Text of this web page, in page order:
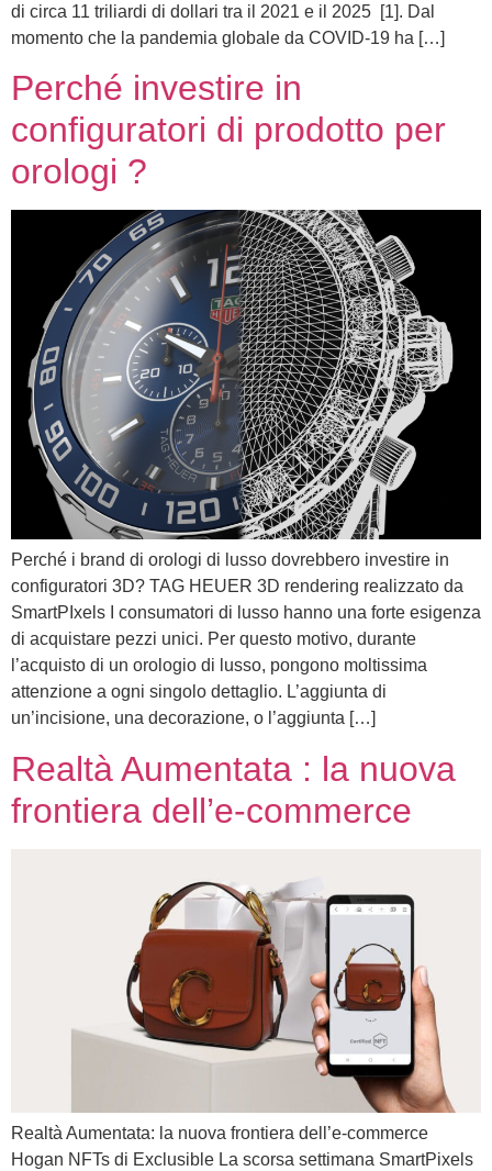
di circa 11 triliardi di dollari tra il 2021 e il 2025 [1]. Dal
momento che la pandemia globale da COVID-19 ha […]
Perché investire in
configuratori di prodotto per
orologi ?
Perché i brand di orologi di lusso dovrebbero investire in
configuratori 3D? TAG HEUER 3D rendering realizzato da
SmartPIxels I consumatori di lusso hanno una forte esigenza
di acquistare pezzi unici. Per questo motivo, durante
l’acquisto di un orologio di lusso, pongono moltissima
attenzione a ogni singolo dettaglio. L’aggiunta di
un’incisione, una decorazione, o l’aggiunta […]
Realtà Aumentata : la nuova
frontiera dell’e-commerce
Realtà Aumentata: la nuova frontiera dell’e-commerce
Hogan NFTs di Exclusible La scorsa settimana SmartPixels